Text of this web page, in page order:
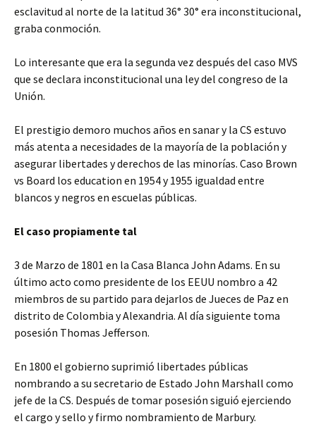
esclavitud al norte de la latitud 36° 30° era inconstitucional,
graba conmoción.
Lo interesante que era la segunda vez después del caso MVS
que se declara inconstitucional una ley del congreso de la
Unión.
El prestigio demoro muchos años en sanar y la CS estuvo
más atenta a necesidades de la mayoría de la población y
asegurar libertades y derechos de las minorías. Caso Brown
vs Board los education en 1954 y 1955 igualdad entre
blancos y negros en escuelas públicas.
El caso propiamente tal
3 de Marzo de 1801 en la Casa Blanca John Adams. En su
último acto como presidente de los EEUU nombro a 42
miembros de su partido para dejarlos de Jueces de Paz en
distrito de Colombia y Alexandria. Al día siguiente toma
posesión Thomas Jefferson.
En 1800 el gobierno suprimió libertades públicas
nombrando a su secretario de Estado John Marshall como
jefe de la CS. Después de tomar posesión siguió ejerciendo
el cargo y sello y firmo nombramiento de Marbury.